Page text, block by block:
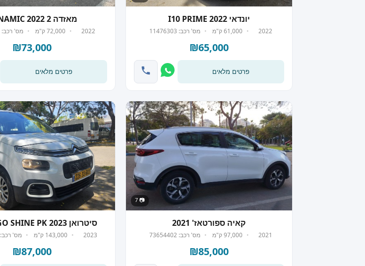
יונדאי I10 PRIME 2022
2022 61,000 ק"מ מס' רכב: 11476303
₪65,000
פרטים מלאים
מאזדה 2 DYNAMIC 2022
2022 72,000 ק"מ מס' רכב: 15418003
₪73,000
פרטים מלאים
📷 7
קאיה ספורטאז' 2021
2021 97,000 ק"מ מס' רכב: 73654402
₪85,000
סיטרואן BERLINGO SHINE PK 2023
2023 143,000 ק"מ מס' רכב: 22633603
₪87,000